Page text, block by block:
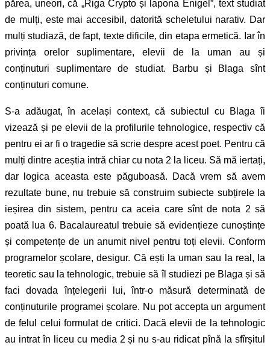
părea, uneori, că „Riga Crypto și lapona Enigel”, text studiat
de mulți, este mai accesibil, datorită scheletului narativ. Dar
mulți studiază, de fapt, texte dificile, din etapa ermetică. Iar în
privința orelor suplimentare, elevii de la uman au și
conținuturi suplimentare de studiat. Barbu și Blaga sînt
conținuturi comune.
S-a adăugat, în același context, că subiectul cu Blaga îi
vizează și pe elevii de la profilurile tehnologice, respectiv că
pentru ei ar fi o tragedie să scrie despre acest poet. Pentru că
mulți dintre aceștia intră chiar cu nota 2 la liceu. Să mă iertați,
dar logica aceasta este păguboasă. Dacă vrem să avem
rezultate bune, nu trebuie să construim subiecte subțirele la
ieșirea din sistem, pentru ca aceia care sînt de nota 2 să
poată lua 6. Bacalaureatul trebuie să evidențieze cunoștințe
și competențe de un anumit nivel pentru toți elevii. Conform
programelor școlare, desigur. Că ești la uman sau la real, la
teoretic sau la tehnologic, trebuie să îl studiezi pe Blaga și să
faci dovada înțelegerii lui, într-o măsură determinată de
conținuturile programei școlare. Nu pot accepta un argument
de felul celui formulat de critici. Dacă elevii de la tehnologic
au intrat în liceu cu media 2 și nu s-au ridicat pînă la sfîrșitul